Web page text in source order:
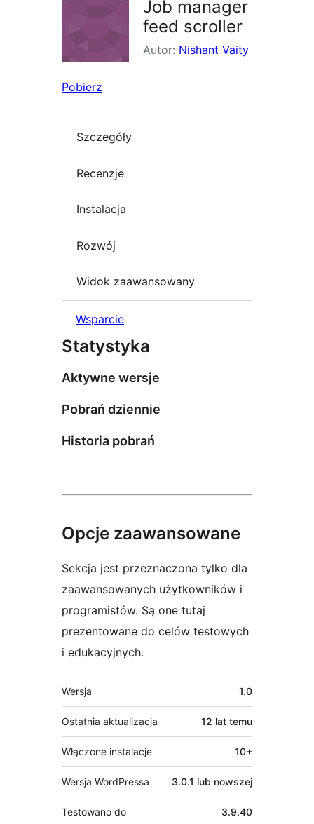
Job manager
feed scroller
Autor: Nishant Vaity
Pobierz
Szczegóły
Recenzje
Instalacja
Rozwój
Widok zaawansowany
Wsparcie
Statystyka
Aktywne wersje
Pobrań dziennie
Historia pobrań
Opcje zaawansowane
Sekcja jest przeznaczona tylko dla
zaawansowanych użytkowników i
programistów. Są one tutaj
prezentowane do celów testowych
i edukacyjnych.
Meta
Wersja 1.0
Ostatnia aktualizacja 12 lat temu
Włączone instalacje 10+
Wersja WordPressa 3.0.1 lub nowszej
Testowano do 3.9.40